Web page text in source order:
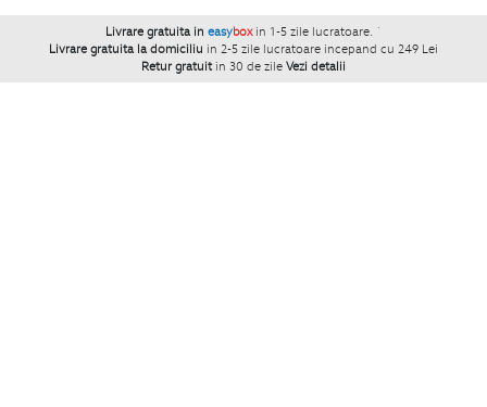
Livrare gratuita in easybox in 1-5 zile lucratoare. `
Livrare gratuita la domiciliu in 2-5 zile lucratoare incepand cu 249 Lei
Retur gratuit in 30 de zile Vezi detalii